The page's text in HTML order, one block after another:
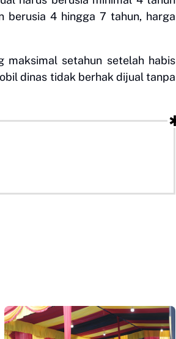
berusia 4 hingga 7 tahun, harga
maksimal setahun setelah habis
dinas tidak berhak dijual tanpa